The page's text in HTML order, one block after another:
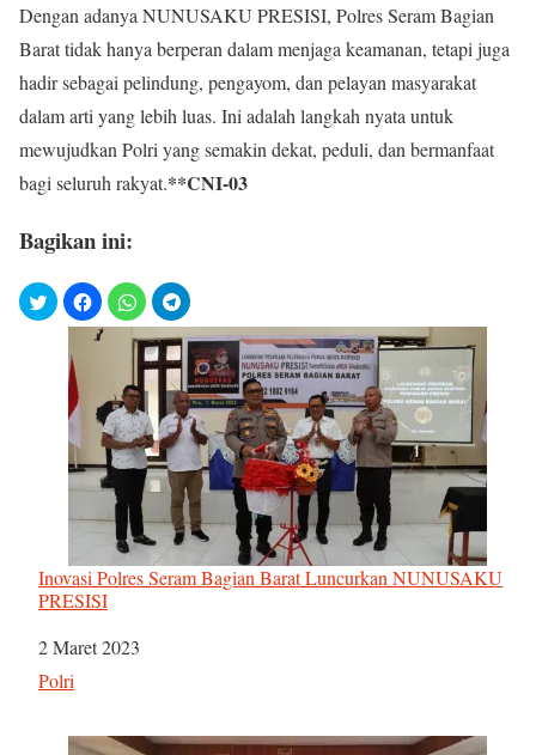
Dengan adanya NUNUSAKU PRESISI, Polres Seram Bagian
Barat tidak hanya berperan dalam menjaga keamanan, tetapi juga
hadir sebagai pelindung, pengayom, dan pelayan masyarakat
dalam arti yang lebih luas. Ini adalah langkah nyata untuk
mewujudkan Polri yang semakin dekat, peduli, dan bermanfaat
bagi seluruh rakyat.**CNI-03
Bagikan ini:
Inovasi Polres Seram Bagian Barat Luncurkan NUNUSAKU
PRESISI
Tanggal
2 Maret 2023
Sehubungan dengan
Polri